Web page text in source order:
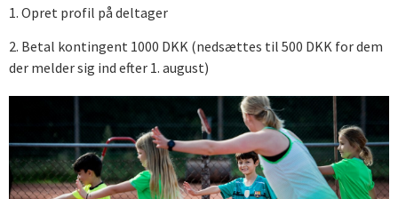
1. Opret profil på deltager
2. Betal kontingent 1000 DKK (nedsættes til 500 DKK for dem
der melder sig ind efter 1. august)